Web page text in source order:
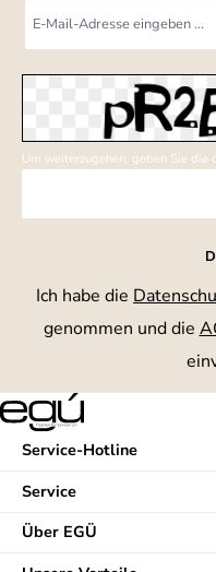
Mail-
Um weiterzugehen, geben Sie die
Ich habe die
genommen und die
Service-Hotline
Service
Über EGÜ